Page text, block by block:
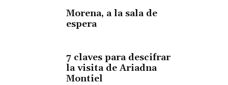
Morena, a la sala de
espera
7 claves para descifrar
la visita de Ariadna
Montiel